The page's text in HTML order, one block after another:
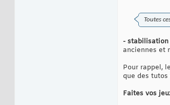
Toutes
-
anciennes et
Pour rappel,
que des tutos
Faites vos